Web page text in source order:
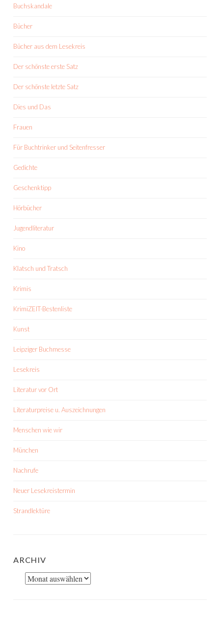
Buchskandale
Bücher
Bücher aus dem Lesekreis
Der schönste erste Satz
Der schönste letzte Satz
Dies und Das
Frauen
Für Buchtrinker und Seitenfresser
Gedichte
Geschenktipp
Hörbücher
Jugendliteratur
Kino
Klatsch und Tratsch
Krimis
KrimiZEIT-Bestenliste
Kunst
Leipziger Buchmesse
Lesekreis
Literatur vor Ort
Literaturpreise u. Auszeichnungen
Menschen wie wir
München
Nachrufe
Neuer Lesekreistermin
Strandlektüre
ARCHIV
Archiv